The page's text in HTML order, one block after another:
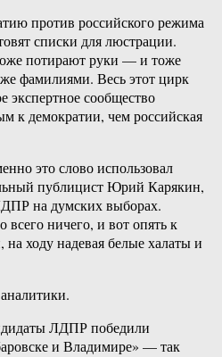
против российского режима
списки для люстрации.
потирают руки — и тоже
фамилиями. Весь этот цирк
экспертное сообщество
к демократии, чем российская
это слово использовал
публицист Юрий Карякин,
на думских выборах.
ничего, и вот опять к
ходу надевая белые халаты и
ЛДПР победили
и Владимире» — так